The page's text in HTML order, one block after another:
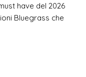
have del 2026
Bluegrass che